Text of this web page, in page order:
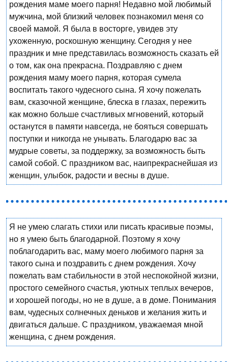
рождения маме моего парня! Недавно мой любимый
мужчина, мой близкий человек познакомил меня со
своей мамой. Я была в восторге, увидев эту
ухоженную, роскошную женщину. Сегодня у нее
праздник и мне представилась возможность сказать ей
о том, как она прекрасна. Поздравляю с днем
рождения маму моего парня, которая сумела
воспитать такого чудесного сына. Я хочу пожелать
вам, сказочной женщине, блеска в глазах, пережить
как можно больше счастливых мгновений, который
останутся в памяти навсегда, не бояться совершать
поступки и никогда не унывать. Благодарю вас за
мудрые советы, за поддержку, за возможность быть
самой собой. С праздником вас, наипрекраснейшая из
женщин, улыбок, радости и весны в душе.
Я не умею слагать стихи или писать красивые поэмы,
но я умею быть благодарной. Поэтому я хочу
поблагодарить вас, маму моего любимого парня за
такого сына и поздравить с днем рождения. Хочу
пожелать вам стабильности в этой неспокойной жизни,
простого семейного счастья, уютных теплых вечеров,
и хорошей погоды, но не в душе, а в доме. Понимания
вам, чудесных солнечных деньков и желания жить и
двигаться дальше. С праздником, уважаемая мной
женщина, с днем рождения.